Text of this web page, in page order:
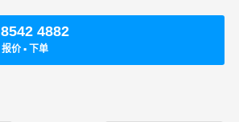
4882
价 ▪ 下单